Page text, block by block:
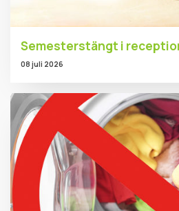
Semesterstängt i
08 juli 2026